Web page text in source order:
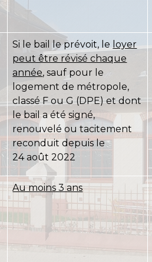
Si le bail le prévoit, le loyer
peut être révisé chaque
année, sauf pour le
logement de métropole,
classé F ou G (DPE) et dont
le bail a été signé,
renouvelé ou tacitement
reconduit depuis le
24 août 2022
Au moins 3 ans